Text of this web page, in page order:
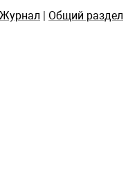
| Общий раздел